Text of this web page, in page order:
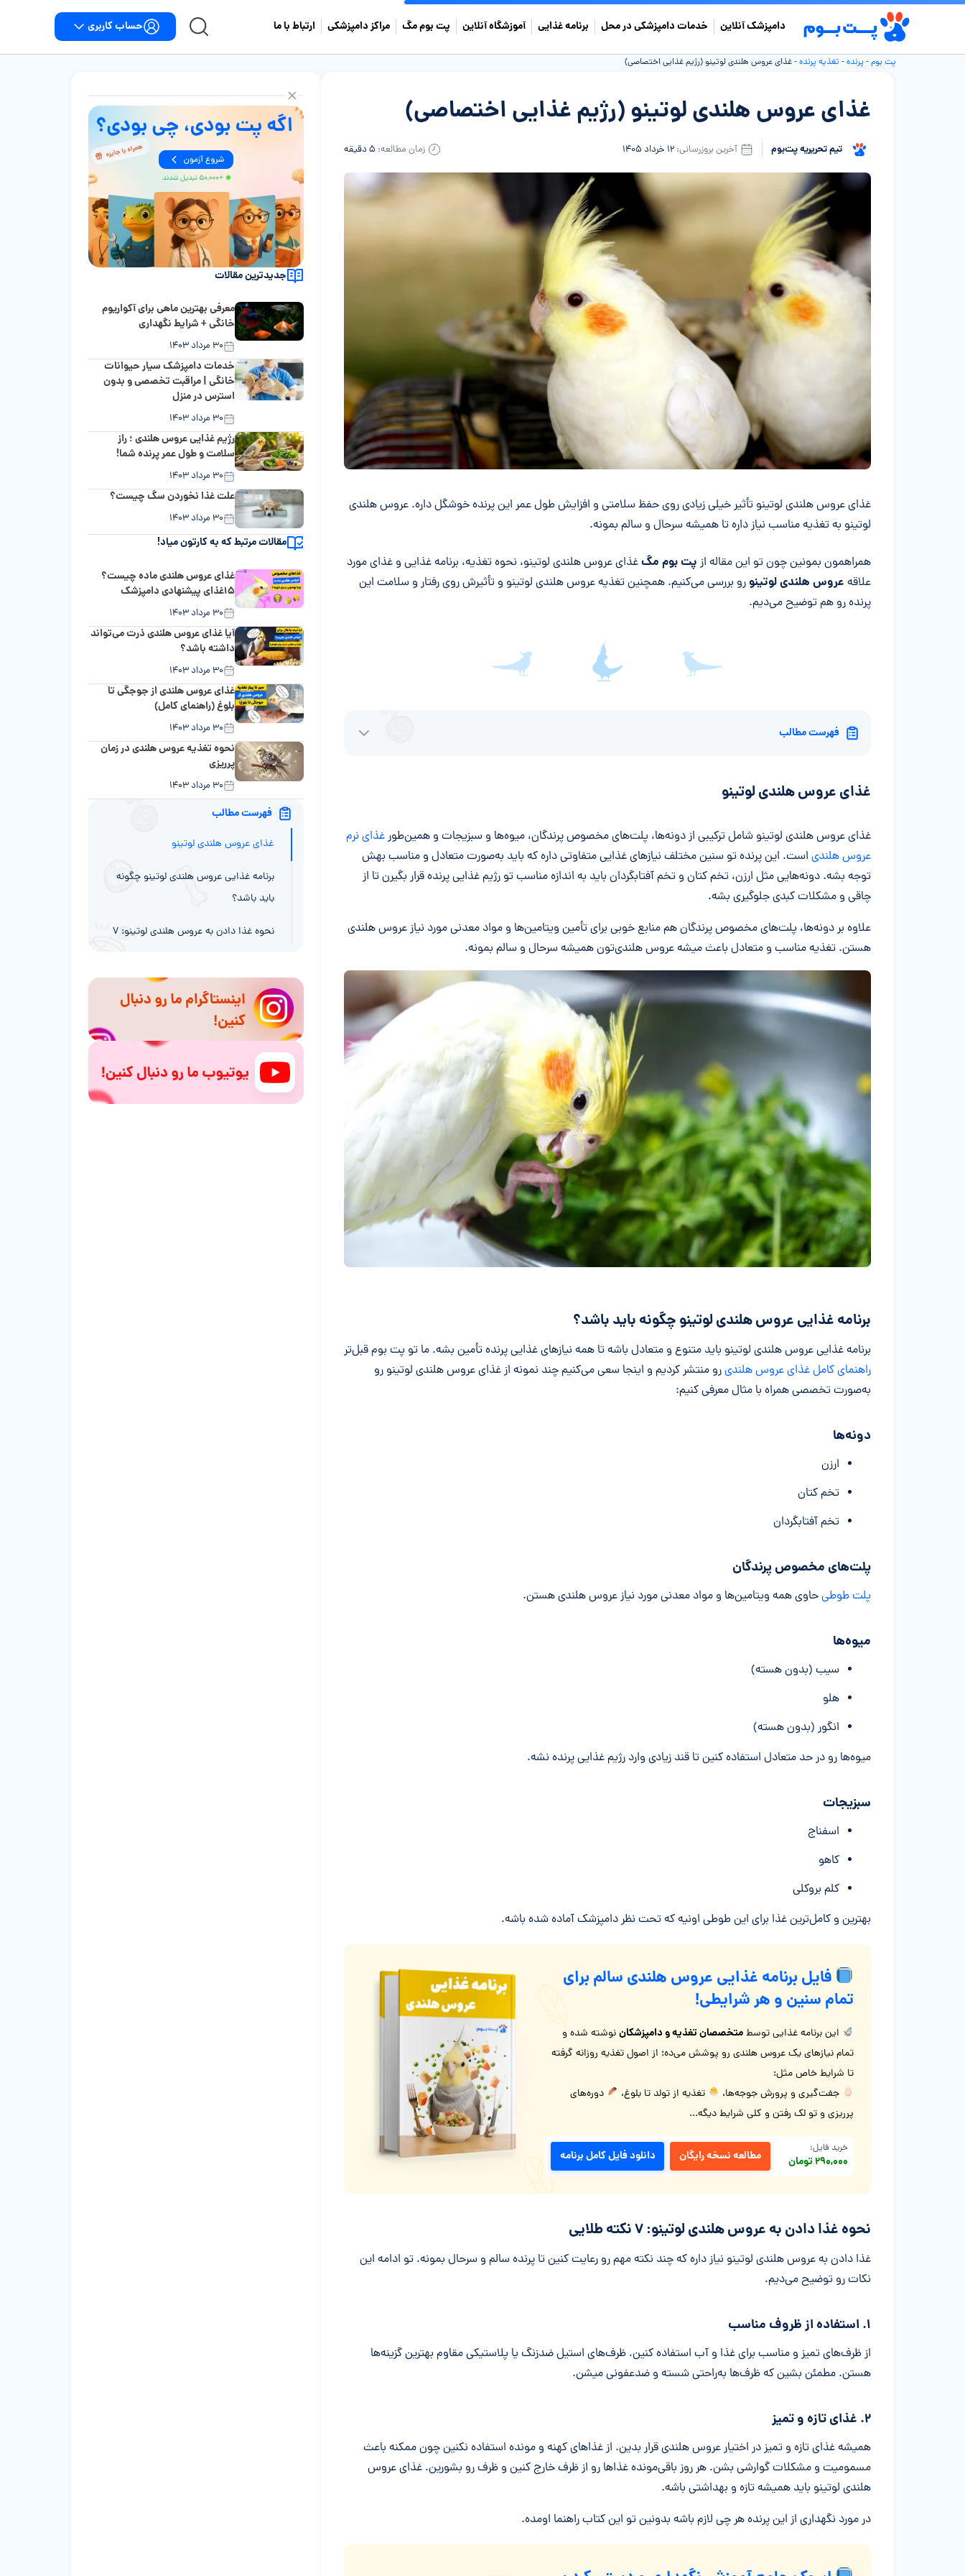
دامپزشک آنلاین خدمات دامپزشکی در محل برنامه غذایی آموزشگاه آنلاین پت بوم مگ مراکز دامپزشکی ارتباط با ما حساب کاربری
پت بوم- پرنده- تغذیه پرنده-غذای عروس هلندی لوتینو (رژیم غذایی اختصاصی)
غذای عروس هلندی لوتینو (رژیم غذایی اختصاصی)
تیم تحریریه پت‌بوم آخرین بروزرسانی: ۱۲ خرداد ۱۴۰۵ زمان مطالعه: ۵ دقیقه
خلاصه مقاله
غذای عروس هلندی لوتینو تأثیر خیلی زیادی روی حفظ سلامتی و افزایش طول عمر این پرنده خوشگل داره. عروس هلندی
لوتینو به تغذیه مناسب نیاز داره تا همیشه سرحال و سالم بمونه.
همراهمون بمونین چون تو این مقاله از پت بوم مگغذای عروس هلندی لوتینو، نحوه تغذیه، برنامه غذایی و غذای مورد
علاقه عروس هلندی لوتینو رو بررسی می‌کنیم. همچنین تغذیه عروس هلندی لوتینو و تأثیرش روی رفتار و سلامت این
پرنده رو هم توضیح می‌دیم.
فهرست مطالب
غذای عروس هلندی لوتینو
غذای عروس هلندی لوتینو شامل ترکیبی از دونه‌ها، پلت‌های مخصوص پرندگان، میوه‌ها و سبزیجات و همین‌طورغذای نرم
عروس هلندی است. این پرنده تو سنین مختلف نیازهای غذایی متفاوتی داره که باید به‌صورت متعادل و مناسب بهش
توجه بشه. دونه‌هایی مثل ارزن، تخم کتان و تخم آفتابگردان باید به اندازه مناسب تو رژیم غذایی پرنده قرار بگیرن تا از
چاقی و مشکلات کبدی جلوگیری بشه.
علاوه بر دونه‌ها، پلت‌های مخصوص پرندگان هم منابع خوبی برای تأمین ویتامین‌ها و مواد معدنی مورد نیاز عروس هلندی
هستن. تغذیه مناسب و متعادل باعث میشه عروس هلندی‌تون همیشه سرحال و سالم بمونه.
برنامه غذایی عروس هلندی لوتینو چگونه باید باشد؟
برنامه غذایی عروس هلندی لوتینو باید متنوع و متعادل باشه تا همه نیازهای غذایی پرنده تأمین بشه. ما تو پت بوم قبل‌تر
راهنمای کامل غذای عروس هلندیرو منتشر کردیم و اینجا سعی می‌کنیم چند نمونه از غذای عروس هلندی لوتینو رو
به‌صورت تخصصی همراه با مثال معرفی کنیم:
دونه‌ها
ارزن
تخم کتان
تخم آفتابگردان
پلت‌های مخصوص پرندگان
پلت‌ طوطیحاوی همه ویتامین‌ها و مواد معدنی مورد نیاز عروس هلندی هستن.
میوه‌ها
سیب (بدون هسته)
هلو
انگور (بدون هسته)
میوه‌ها رو در حد متعادل استفاده کنین تا قند زیادی وارد رژیم غذایی پرنده نشه.
سبزیجات
اسفناج
کاهو
کلم بروکلی
بهترین و کامل‌ترین غذا برای این طوطی اونیه که تحت نظر دامپزشک آماده شده باشه.
فایل برنامه غذایی عروس هلندی سالم برای
تمام سنین و هر شرایطی!
این برنامه غذایی توسطمتخصصان تغذیه و دامپزشکاننوشته شده و
تمام نیازهای یک عروس هلندی رو پوشش می‌ده؛ از اصول تغذیه روزانه گرفته
تا شرایط خاص مثل:
جفت‌گیری و پرورش جوجه‌ها،
تغذیه از تولد تا بلوغ،
دوره‌های
پرریزی و تو لک رفتن و کلی شرایط دیگه...
خرید فایل:
۲۹۰,۰۰۰ تومان مطالعه نسخه رایگان دانلود فایل کامل برنامه
نحوه غذا دادن به عروس هلندی لوتینو: ۷ نکته طلایی
غذا دادن به عروس هلندی لوتینو نیاز داره که چند نکته مهم رو رعایت کنین تا پرنده سالم و سرحال بمونه. تو ادامه این
نکات رو توضیح می‌دیم.
۱. استفاده از ظروف مناسب
از ظرف‌های تمیز و مناسب برای غذا و آب استفاده کنین. ظرف‌های استیل ضدزنگ یا پلاستیکی مقاوم بهترین گزینه‌ها
هستن. مطمئن بشین که ظرف‌ها به‌راحتی شسته و ضدعفونی میشن.
۲. غذای تازه و تمیز
همیشه غذای تازه و تمیز در اختیار عروس هلندی قرار بدین. از غذاهای کهنه و مونده استفاده نکنین چون ممکنه باعث
مسمومیت و مشکلات گوارشی بشن. هر روز باقی‌مونده غذاها رو از ظرف خارج کنین و ظرف رو بشورین. غذای عروس
هلندی لوتینو باید همیشه تازه و بهداشتی باشه.
در مورد نگهداری از این پرنده هر چی لازم باشه بدونین تو این کتاب راهنما اومده.
جدیدترین مقالات
معرفی بهترین ماهی برای آکواریوم
خانگی + شرایط نگهداری
۳۰ مرداد ۱۴۰۳
خدمات دامپزشک سیار حیوانات
خانگی | مراقبت تخصصی و بدون
استرس در منزل
۳۰ مرداد ۱۴۰۳
رژیم غذایی عروس هلندی ؛ راز
سلامت و طول عمر پرنده شما!
۳۰ مرداد ۱۴۰۳
علت غذا نخوردن سگ چیست؟
۳۰ مرداد ۱۴۰۳
مقالات مرتبط که به کارتون میاد!
غذای عروس هلندی ماده چیست؟
۱۵غذای پیشنهادی دامپزشک
۳۰ مرداد ۱۴۰۳
آیا غذای عروس هلندی ذرت می‌تواند
داشته باشد؟
۳۰ مرداد ۱۴۰۳
غذای عروس هلندی از جوجگی تا
بلوغ (راهنمای کامل)
۳۰ مرداد ۱۴۰۳
نحوه تغذیه عروس هلندی در زمان
پرریزی
۳۰ مرداد ۱۴۰۳
فهرست مطالب
غذای عروس هلندی لوتینو
برنامه غذایی عروس هلندی لوتینو چگونه
باید باشد؟
نحوه غذا دادن به عروس هلندی لوتینو: ۷
غذای تقویتی عروس هلندی لوتینو
غذای ممنوعه برای عروس هلندی لوتینو:
هشدار جدی!
تأثیر تغذیه بر رفتار و سلامت عروس هلندی
لوتینو